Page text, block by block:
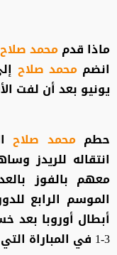
ماذا قدممحمد صلاح
انضم محمد صلاح
يونيو بعد أن لفت
حطم محمد صلاح
انتقاله للريدز
معهم بالفوز
الموسم الرابع
أبطال أوروبا بعد
3-1 في المباراة التي لُعبت في كييف.